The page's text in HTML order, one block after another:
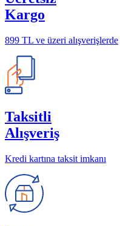
Kargo
899 TL ve üzeri alışverişlerde
Taksitli
Alışveriş
Kredi kartına taksit imkanı